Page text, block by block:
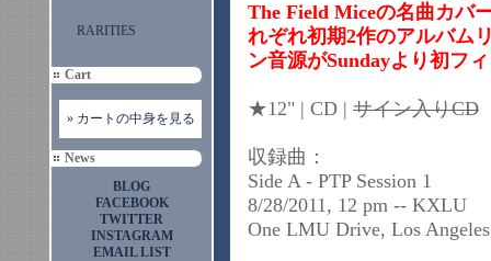
RARITIES
Cart
» カートの中身を見る
News
BLOG
FACEBOOK
TWITTER
INSTAGRAM
EMAIL LIST
The Field Miceの名曲カバ
れぞれ初期2作のアルバム
ン音源がSundayより初フ
★12" | CD | サイン入りCD
収録曲：
Side A - PTP Session 1
8/28/2011, 12 pm -- KXLU
One LMU Drive, Los